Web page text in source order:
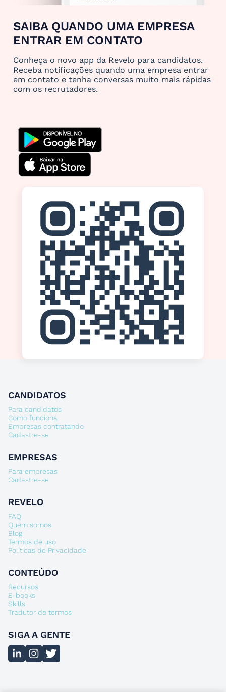
SAIBA QUANDO UMA EMPRESA
ENTRAR EM CONTATO
Conheça o novo app da Revelo para candidatos.
Receba notificações quando uma empresa entrar
em contato e tenha conversas muito mais rápidas
com os recrutadores.
CANDIDATOS
Para candidatos
Como funciona
Empresas contratando
Cadastre-se
EMPRESAS
Para empresas
Cadastre-se
REVELO
FAQ
Quem somos
Blog
Termos de uso
Políticas de Privacidade
CONTEÚDO
Recursos
E-books
Skills
Tradutor de termos
SIGA A GENTE